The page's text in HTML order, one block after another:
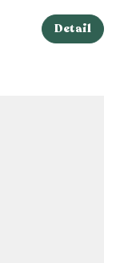
Detail